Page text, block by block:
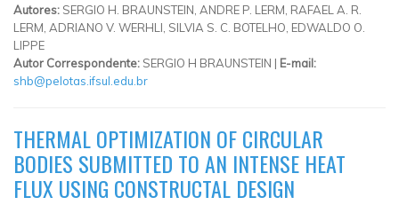
Autores: SERGIO H. BRAUNSTEIN, ANDRE P. LERM, RAFAEL A. R.
LERM, ADRIANO V. WERHLI, SILVIA S. C. BOTELHO, EDWALDO O.
LIPPE
Autor Correspondente: SERGIO H BRAUNSTEIN | E-mail:
shb@pelotas.ifsul.edu.br
THERMAL OPTIMIZATION OF CIRCULAR
BODIES SUBMITTED TO AN INTENSE HEAT
FLUX USING CONSTRUCTAL DESIGN